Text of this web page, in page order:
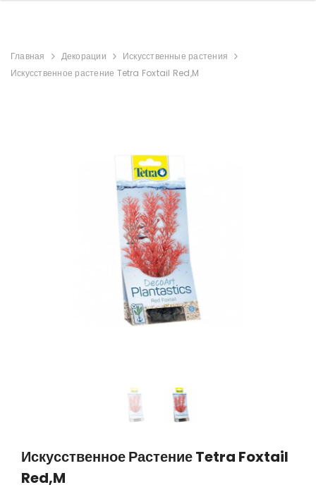
Главная Декорации
Искусственные растения
Искусственное растение Tetra Foxtail Red,M
Искусственное Растение Tetra Foxtail
Red,M